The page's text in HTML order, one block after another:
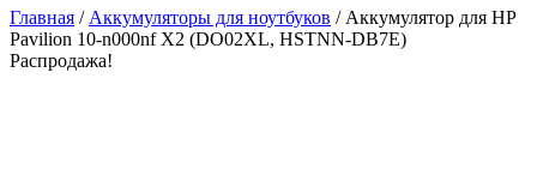
Главная / Аккумуляторы для ноутбуков / Аккумулятор для HP
Pavilion 10-n000nf X2 (DO02XL, HSTNN-DB7E)
Распродажа!